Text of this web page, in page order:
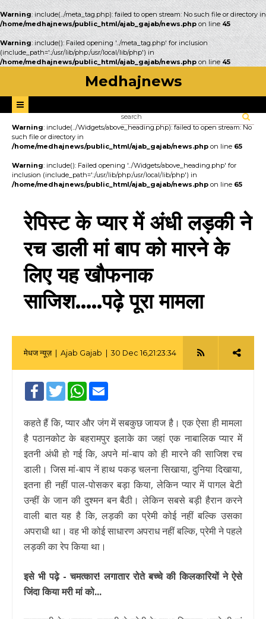
Warning: include(../meta_tag.php): failed to open stream: No such file or directory in
/home/medhajnews/public_html/ajab_gajab/news.php on line45
Warning: include(): Failed opening '../meta_tag.php' for inclusion
(include_path='.:/usr/lib/php:/usr/local/lib/php') in
/home/medhajnews/public_html/ajab_gajab/news.php on line 45
Medhajnews
Warning: include(../Widgets/above_heading.php): failed to open stream: No
such file or directory in
/home/medhajnews/public_html/ajab_gajab/news.php on line 65
Warning: include(): Failed opening '../Widgets/above_heading.php' for
inclusion (include_path='.:/usr/lib/php:/usr/local/lib/php') in
/home/medhajnews/public_html/ajab_gajab/news.php on line 65
रेपिस्ट के प्यार में अंधी लड़की ने
रच डाली मां बाप को मारने के
लिए यह खौफनाक
साजिश.....पढ़े पूरा मामला
मेधज न्यूज़ | Ajab Gajab | 30 Dec 16,21:23:34
| FacebookTwitter WhatsApp
कहते हैं कि, प्यार और जंग में सबकुछ जायज है। एक ऐसा ही मामला
है पठानकोट के बहरामपुर इलाके का जहां एक नाबालिक प्यार में
इतनी अंधी हो गई कि, अपने मां-बाप को ही मारने की साजिश रच
डाली। जिस मां-बाप नें हाथ पकड़ चलना सिखाया, दुनिया दिखाया,
इतना ही नहीं पाल-पोसकर बड़ा किया, लेकिन प्यार में पागल बेटी
उन्हीं के जान की दुश्मन बन बैठी। लेकिन सबसे बड़ी हैरान करने
वाली बात यह है कि, लड़की का प्रेमी कोई नहीं बल्कि उसका
अपराधी था। वह भी कोई साधारण अपराध नहीं बल्कि, प्रेमी ने पहले
लड़की का रेप किया था।
इसे भी पढ़े - चमत्कार! लगातार रोते बच्चे की किलकारियों ने ऐसे
जिंदा किया मरी मां को...